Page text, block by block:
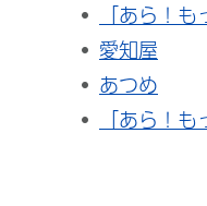
「あら！
愛知屋
あつめ
「あら！